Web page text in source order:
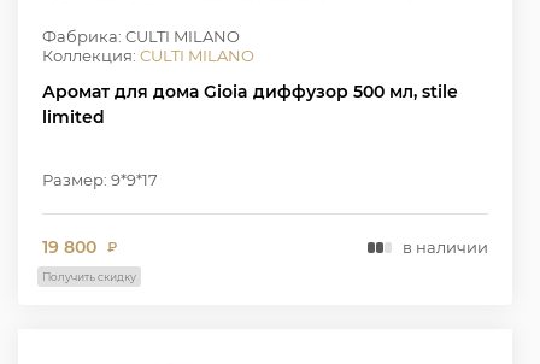
Фабрика: CULTI MILANO
Коллекция: CULTI MILANO
Аромат для дома Gioia диффузор 500 мл, stile
limited
Размер: 9*9*17
19 800 ₽ в наличии
Получить скидку